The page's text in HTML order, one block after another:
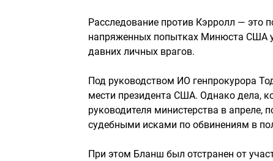
Расследование против Кэрролл — это
напряженных попытках Минюста США
давних личных врагов.
Под руководством ИО генпрокурора
мести президента США. Однако дела,
руководителя министерства в апреле,
судебными исками по обвинениям в
При этом Бланш был отстранен от